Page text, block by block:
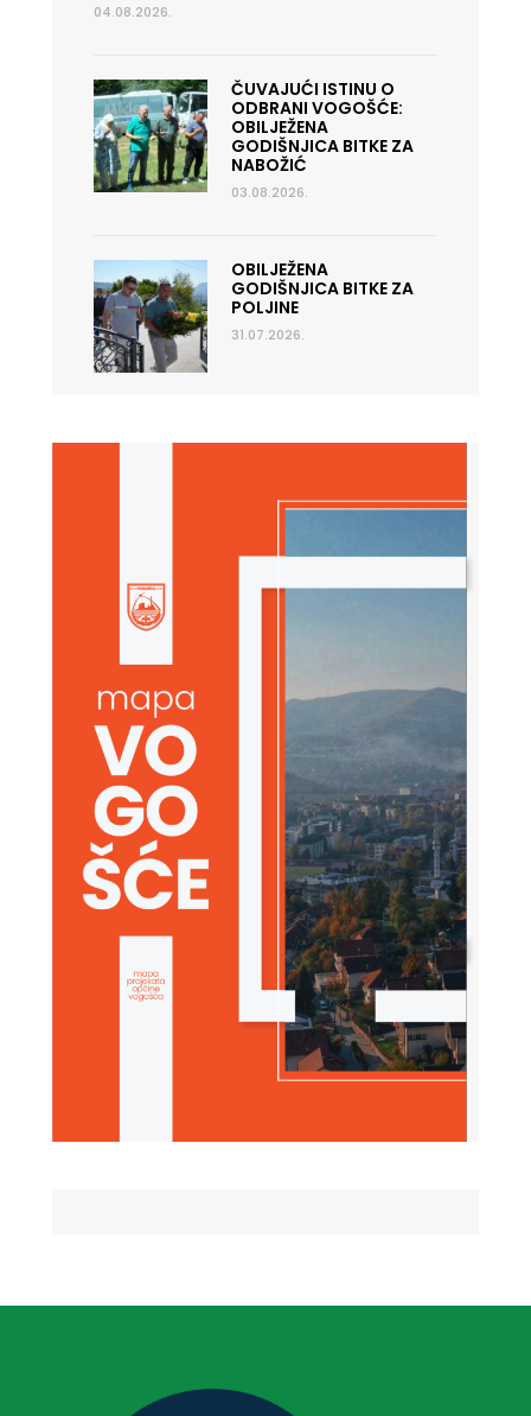
04.08.2026.
ČUVAJUĆI ISTINU O
ODBRANI VOGOŠĆE:
OBILJEŽENA
GODIŠNJICA BITKE ZA
NABOŽIĆ
03.08.2026.
OBILJEŽENA
GODIŠNJICA BITKE ZA
POLJINE
31.07.2026.